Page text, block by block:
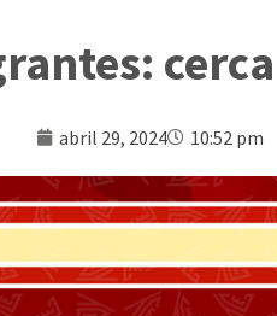
abril 29, 2024 10:52 pm